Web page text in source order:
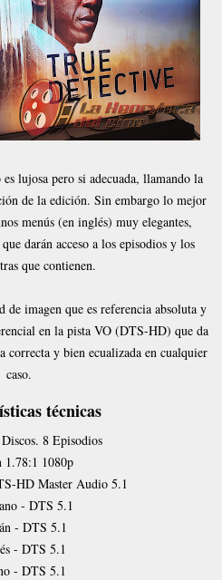
lujosa pero si adecuada, llamando la
de la edición. Sin embargo lo mejor
menús (en inglés) muy elegantes,
darán acceso a los episodios y los
que contienen.
de imagen que es referencia absoluta y
en la pista VO (DTS-HD) que da
correcta y bien ecualizada en cualquier
caso.
técnicas
8 Episodios
1.78:1 1080p
HD Master Audio 5.1
- DTS 5.1
- DTS 5.1
- DTS 5.1
- DTS 5.1